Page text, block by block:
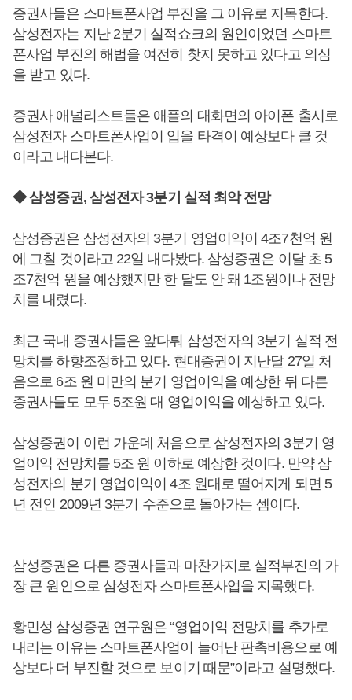
증권사들은 스마트폰사업 부진을 그 이유로 지목한다.
삼성전자는 지난 2분기 실적쇼크의 원인이었던 스마트
폰사업 부진의 해법을 여전히 찾지 못하고 있다고 의심
을 받고 있다.
증권사 애널리스트들은 애플의 대화면의 아이폰 출시로
삼성전자 스마트폰사업이 입을 타격이 예상보다 클 것
이라고 내다본다.
◆ 삼성증권, 삼성전자 3분기 실적 최악 전망
삼성증권은 삼성전자의 3분기 영업이익이 4조7천억 원
에 그칠 것이라고 22일 내다봤다. 삼성증권은 이달 초 5
조7천억 원을 예상했지만 한 달도 안 돼 1조원이나 전망
치를 내렸다.
최근 국내 증권사들은 앞다퉈 삼성전자의 3분기 실적 전
망치를 하향조정하고 있다. 현대증권이 지난달 27일 처
음으로 6조 원 미만의 분기 영업이익을 예상한 뒤 다른
증권사들도 모두 5조원 대 영업이익을 예상하고 있다.
삼성증권이 이런 가운데 처음으로 삼성전자의 3분기 영
업이익 전망치를 5조 원 이하로 예상한 것이다. 만약 삼
성전자의 분기 영업이익이 4조 원대로 떨어지게 되면 5
년 전인 2009년 3분기 수준으로 돌아가는 셈이다.
삼성증권은 다른 증권사들과 마찬가지로 실적부진의 가
장 큰 원인으로 삼성전자 스마트폰사업을 지목했다.
황민성 삼성증권 연구원은 “영업이익 전망치를 추가로
내리는 이유는 스마트폰사업이 늘어난 판촉비용으로 예
상보다 더 부진할 것으로 보이기 때문”이라고 설명했다.